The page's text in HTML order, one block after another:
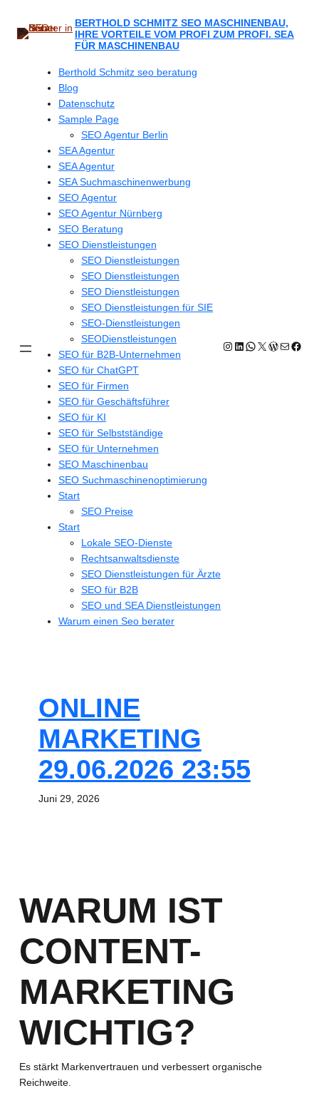
springen
BERTHOLD SCHMITZ SEO MASCHINENBAU,
IHRE VORTEILE VOM PROFI ZUM PROFI. SEA
FÜR MASCHINENBAU
Berthold Schmitz seo beratung
Blog
Datenschutz
Sample Page
SEO Agentur Berlin
SEA Agentur
SEA Agentur
SEA Suchmaschinenwerbung
SEO Agentur
SEO Agentur Nürnberg
SEO Beratung
SEO Dienstleistungen
SEO Dienstleistungen
SEO Dienstleistungen
SEO Dienstleistungen
SEO Dienstleistungen für SIE
SEO-Dienstleistungen
SEODienstleistungen
SEO für B2B-Unternehmen
SEO für ChatGPT
SEO für Firmen
SEO für Geschäftsführer
SEO für KI
SEO für Selbstständige
SEO für Unternehmen
SEO Maschinenbau
SEO Suchmaschinenoptimierung
Start
SEO Preise
Start
Lokale SEO-Dienste
Rechtsanwaltsdienste
SEO Dienstleistungen für Ärzte
SEO für B2B
SEO und SEA Dienstleistungen
Warum einen Seo berater
Instagram
LinkedIn
WhatsApp
X E-Mail
ONLINE
MARKETING
29.06.2026 23:55
Juni 29, 2026
WARUM IST
CONTENT-
MARKETING
WICHTIG?
Es stärkt Markenvertrauen und verbessert organische
Reichweite.